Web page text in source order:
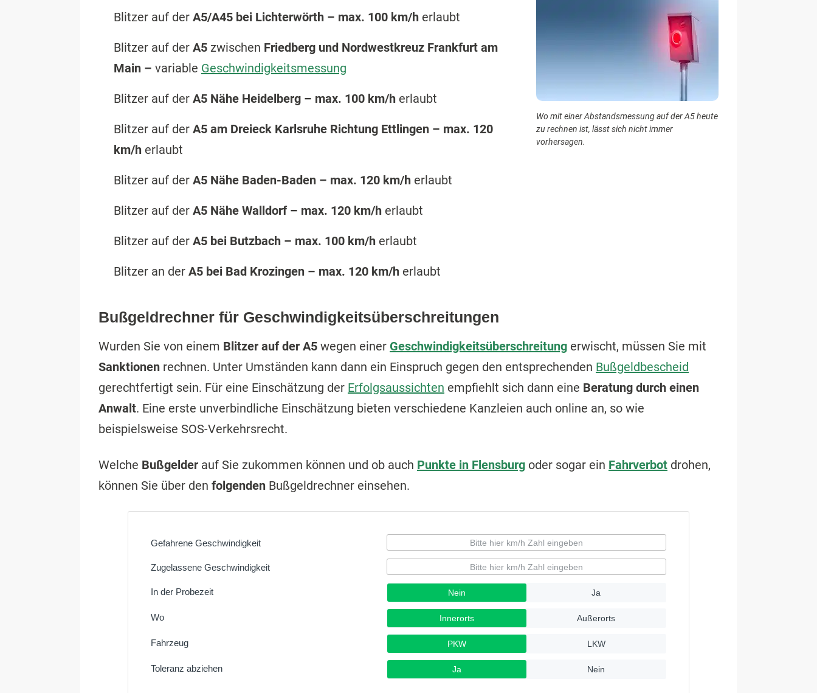
Wo mit einer Abstandsmessung auf der A5 heute
zu rechnen ist, lässt sich nicht immer
vorhersagen.
Blitzer auf der A5/A45 bei Lichterwörth – max. 100 km/h erlaubt
Blitzer auf der A5 zwischen Friedberg und Nordwestkreuz Frankfurt am
Main – variable Geschwindigkeitsmessung
Blitzer auf der A5 Nähe Heidelberg – max. 100 km/h erlaubt
Blitzer auf der A5 am Dreieck Karlsruhe Richtung Ettlingen – max. 120
km/h erlaubt
Blitzer auf der A5 Nähe Baden-Baden – max. 120 km/h erlaubt
Blitzer auf der A5 Nähe Walldorf – max. 120 km/h erlaubt
Blitzer auf der A5 bei Butzbach – max. 100 km/h erlaubt
Blitzer an der A5 bei Bad Krozingen – max. 120 km/h erlaubt
Bußgeldrechner für Geschwindigkeitsüberschreitungen
Wurden Sie von einem Blitzer auf der A5 wegen einer Geschwindigkeitsüberschreitung erwischt, müssen Sie mit
Sanktionen rechnen. Unter Umständen kann dann ein Einspruch gegen den entsprechenden Bußgeldbescheid
gerechtfertigt sein. Für eine Einschätzung der Erfolgsaussichten empfiehlt sich dann eine Beratung durch einen
Anwalt. Eine erste unverbindliche Einschätzung bieten verschiedene Kanzleien auch online an, so wie
beispielsweise SOS-Verkehrsrecht.
Welche Bußgelder auf Sie zukommen können und ob auch Punkte in Flensburg oder sogar ein Fahrverbot drohen,
können Sie über den folgenden Bußgeldrechner einsehen.